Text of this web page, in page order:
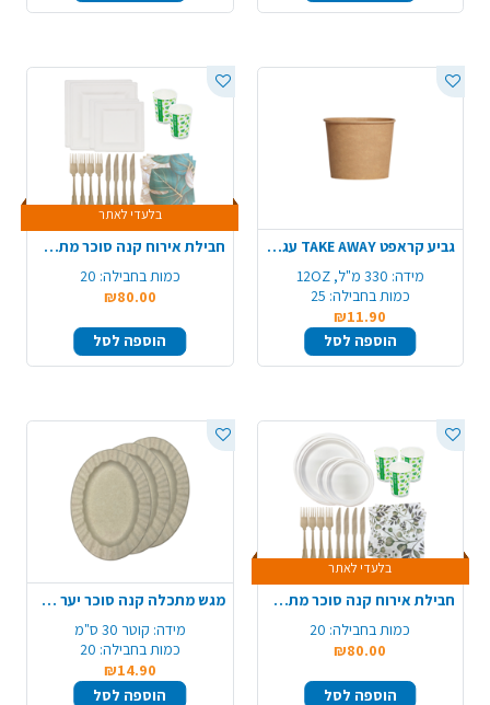
גביע קראפט TAKE AWAY עגול 12OZ ארוז 25 יח'
מידה: 330 מ"ל, 12OZ
כמות בחבילה: 25
₪11.90
הוספה לסל
בלעדי לאתר
חבילת אירוח קנה סוכר מתכלה 20 סועדים - מרובע
כמות בחבילה: 20
₪80.00
הוספה לסל
בלעדי לאתר
חבילת אירוח קנה סוכר מתכלה 25 סועדים - עגול
כמות בחבילה: 20
₪80.00
הוספה לסל
מגש מתכלה קנה סוכר יער 10 יח' - חום טבעי
מידה: קוטר 30 ס"מ
כמות בחבילה: 20
₪14.90
הוספה לסל